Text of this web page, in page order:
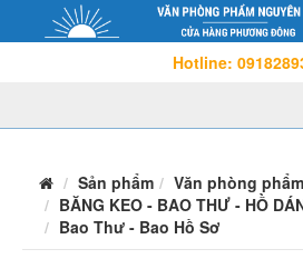
Hotline:
Sản phẩm
Văn phòng phẩm
BĂNG KEO - BAO THƯ - HỒ
Bao Thư - Bao Hồ Sơ